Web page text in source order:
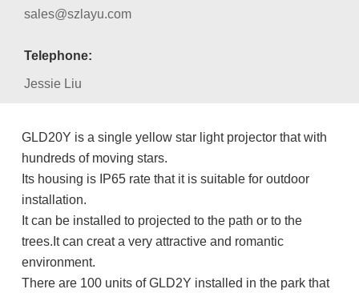
sales@szlayu.com
Telephone:
Jessie Liu
GLD20Y is a single yellow star light projector that with
hundreds of moving stars.
Its housing is IP65 rate that it is suitable for outdoor
installation.
It can be installed to projected to the path or to the
trees.It can creat a very attractive and romantic
environment.
There are 100 units of GLD2Y installed in the park that